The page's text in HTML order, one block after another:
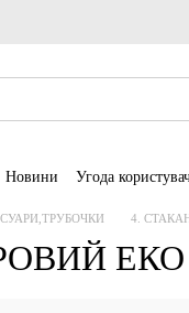
Новини Угода
4.
ЕКО